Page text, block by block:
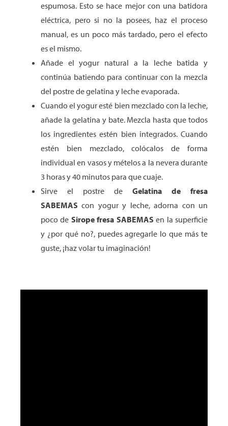
espumosa. Esto se hace mejor con una batidora
eléctrica, pero si no la posees, haz el proceso
manual, es un poco más tardado, pero el efecto
es el mismo.
Añade el yogur natural a la leche batida y
continúa batiendo para continuar con la mezcla
del postre de gelatina y leche evaporada.
Cuando el yogur esté bien mezclado con la leche,
añade la gelatina y bate. Mezcla hasta que todos
los ingredientes estén bien integrados. Cuando
estén bien mezclado, colócalos de forma
individual en vasos y mételos a la nevera durante
3 horas y 40 minutos para que cuaje.
Sirve el postre de Gelatina de fresa
SABEMAS con yogur y leche, adorna con un
poco de Sirope fresa SABEMASen la superficie
y ¿por qué no?, puedes agregarle lo que más te
guste, ¡haz volar tu imaginación!